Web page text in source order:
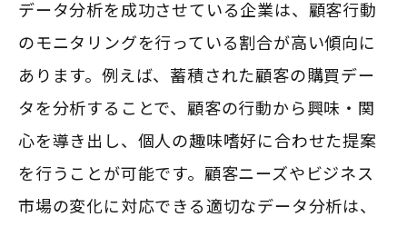
データ分析を成功させている企業は、顧客行動
のモニタリングを行っている割合が高い傾向に
あります。例えば、蓄積された顧客の購買デー
タを分析することで、顧客の行動から興味・関
心を導き出し、個人の趣味嗜好に合わせた提案
を行うことが可能です。顧客ニーズやビジネス
市場の変化に対応できる適切なデータ分析は、